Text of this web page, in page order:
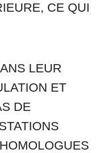
CE QUI
LEUR
ET
DE